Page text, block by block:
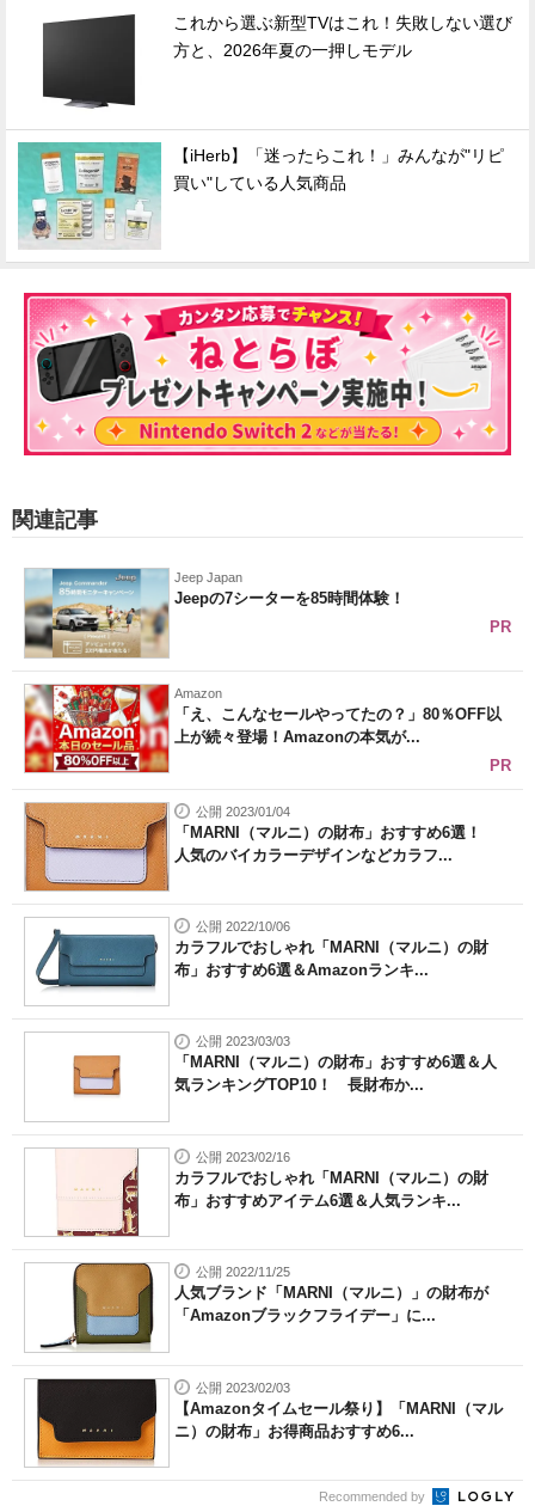
これから選ぶ新型TVはこれ！失敗しない選び
方と、2026年夏の一押しモデル
【iHerb】「迷ったらこれ！」みんなが"リピ
買い"している人気商品
関連記事
Jeep Japan
Jeepの7シーターを85時間体験！
PR
Amazon
「え、こんなセールやってたの？」80％OFF以
上が続々登場！Amazonの本気が...
PR
公開 2023/01/04
「MARNI（マルニ）の財布」おすすめ6選！
人気のバイカラーデザインなどカラフ...
公開 2022/10/06
カラフルでおしゃれ「MARNI（マルニ）の財
布」おすすめ6選＆Amazonランキ...
公開 2023/03/03
「MARNI（マルニ）の財布」おすすめ6選＆人
気ランキングTOP10！ 長財布か...
公開 2023/02/16
カラフルでおしゃれ「MARNI（マルニ）の財
布」おすすめアイテム6選＆人気ランキ...
公開 2022/11/25
人気ブランド「MARNI（マルニ）」の財布が
「Amazonブラックフライデー」に...
公開 2023/02/03
【Amazonタイムセール祭り】「MARNI（マル
ニ）の財布」お得商品おすすめ6...
Recommended by